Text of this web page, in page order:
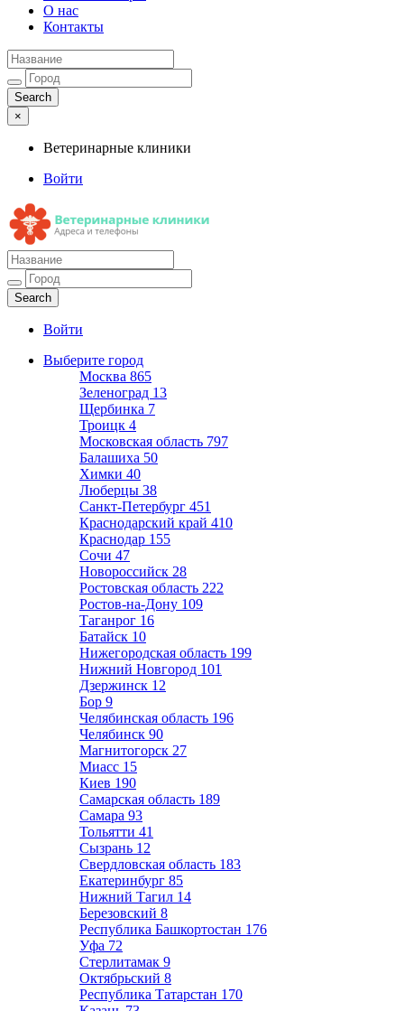
О нас
Контакты
×
Ветеринарные клиники
Войти
Ветеринарные клиники
Адреса и телефоны
Войти
Выберите город
Москва 865
Зеленоград 13
Щербинка 7
Троицк 4
Московская область 797
Балашиха 50
Химки 40
Люберцы 38
Санкт-Петербург 451
Краснодарский край 410
Краснодар 155
Сочи 47
Новороссийск 28
Ростовская область 222
Ростов-на-Дону 109
Таганрог 16
Батайск 10
Нижегородская область 199
Нижний Новгород 101
Дзержинск 12
Бор 9
Челябинская область 196
Челябинск 90
Магнитогорск 27
Миасс 15
Киев 190
Самарская область 189
Самара 93
Тольятти 41
Сызрань 12
Свердловская область 183
Екатеринбург 85
Нижний Тагил 14
Березовский 8
Республика Башкортостан 176
Уфа 72
Стерлитамак 9
Октябрьский 8
Республика Татарстан 170